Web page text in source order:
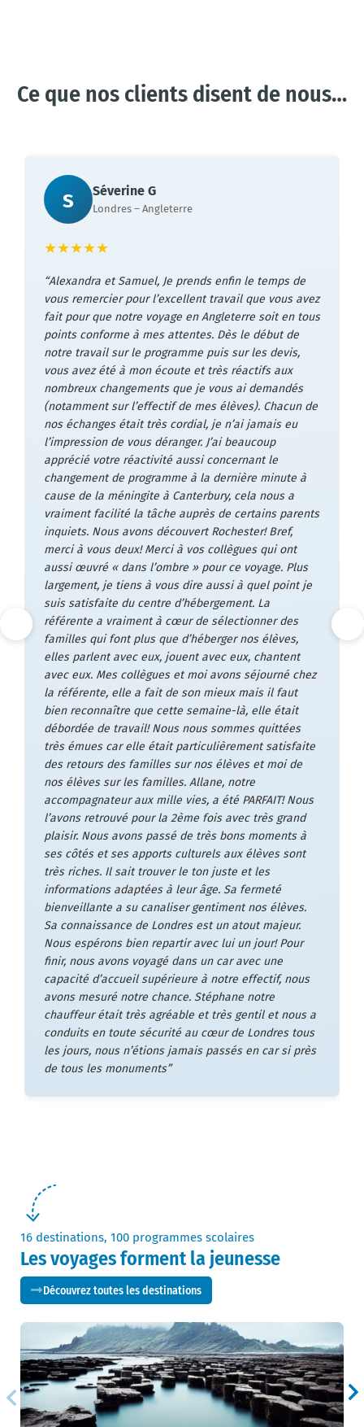
Ce que nos clients disent de nous…
S Séverine G
Londres – Angleterre
★★★★★
Alexandra et Samuel, Je prends enfin le temps de
vous remercier pour l’excellent travail que vous avez
fait pour que notre voyage en Angleterre soit en tous
points conforme à mes attentes. Dès le début de
notre travail sur le programme puis sur les devis,
vous avez été à mon écoute et très réactifs aux
nombreux changements que je vous ai demandés
(notamment sur l’effectif de mes élèves). Chacun de
nos échanges était très cordial, je n’ai jamais eu
l’impression de vous déranger. J’ai beaucoup
apprécié votre réactivité aussi concernant le
changement de programme à la dernière minute à
cause de la méningite à Canterbury, cela nous a
vraiment facilité la tâche auprès de certains parents
inquiets. Nous avons découvert Rochester! Bref,
merci à vous deux! Merci à vos collègues qui ont
aussi œuvré « dans l’ombre » pour ce voyage. Plus
largement, je tiens à vous dire aussi à quel point je
suis satisfaite du centre d’hébergement. La
référente a vraiment à cœur de sélectionner des
familles qui font plus que d’héberger nos élèves,
elles parlent avec eux, jouent avec eux, chantent
avec eux. Mes collègues et moi avons séjourné chez
la référente, elle a fait de son mieux mais il faut
bien reconnaître que cette semaine-là, elle était
débordée de travail! Nous nous sommes quittées
très émues car elle était particulièrement satisfaite
des retours des familles sur nos élèves et moi de
nos élèves sur les familles. Allane, notre
accompagnateur aux mille vies, a été PARFAIT! Nous
l’avons retrouvé pour la 2ème fois avec très grand
plaisir. Nous avons passé de très bons moments à
ses côtés et ses apports culturels aux élèves sont
très riches. Il sait trouver le ton juste et les
informations adaptées à leur âge. Sa fermeté
bienveillante a su canaliser gentiment nos élèves.
Sa connaissance de Londres est un atout majeur.
Nous espérons bien repartir avec lui un jour! Pour
finir, nous avons voyagé dans un car avec une
capacité d’accueil supérieure à notre effectif, nous
avons mesuré notre chance. Stéphane notre
chauffeur était très agréable et très gentil et nous a
conduits en toute sécurité au cœur de Londres tous
les jours, nous n’étions jamais passés en car si près
de tous les monuments
16 destinations, 100 programmes scolaires
Les voyages forment la jeunesse
Découvrez toutes les destinations